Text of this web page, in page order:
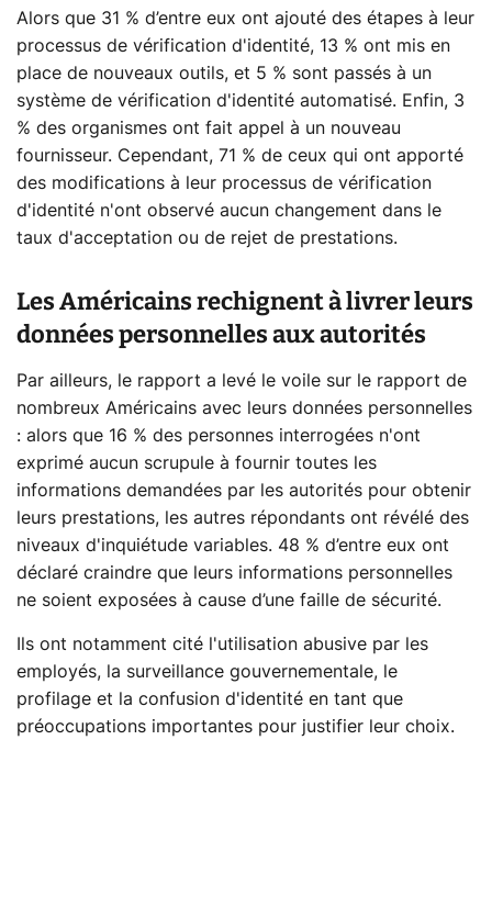
Alors que 31 % d’entre eux ont ajouté des étapes à leur
processus de vérification d'identité, 13 % ont mis en
place de nouveaux outils, et 5 % sont passés à un
système de vérification d'identité automatisé. Enfin, 3
% des organismes ont fait appel à un nouveau
fournisseur. Cependant, 71 % de ceux qui ont apporté
des modifications à leur processus de vérification
d'identité n'ont observé aucun changement dans le
taux d'acceptation ou de rejet de prestations.
Les Américains rechignent à livrer leurs
données personnelles aux autorités
Par ailleurs, le rapport a levé le voile sur le rapport de
nombreux Américains avec leurs données personnelles
: alors que 16 % des personnes interrogées n'ont
exprimé aucun scrupule à fournir toutes les
informations demandées par les autorités pour obtenir
leurs prestations, les autres répondants ont révélé des
niveaux d'inquiétude variables. 48 % d’entre eux ont
déclaré craindre que leurs informations personnelles
ne soient exposées à cause d’une faille de sécurité.
Ils ont notamment cité l'utilisation abusive par les
employés, la surveillance gouvernementale, le
profilage et la confusion d'identité en tant que
préoccupations importantes pour justifier leur choix.